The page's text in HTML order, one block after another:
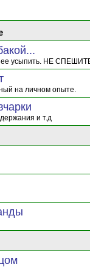
ее усыпить. НЕ
на личном опыте.
и т.д